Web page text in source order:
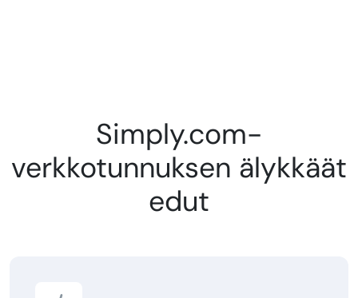
Simply.com-
verkkotunnuksen älykkäät
edut